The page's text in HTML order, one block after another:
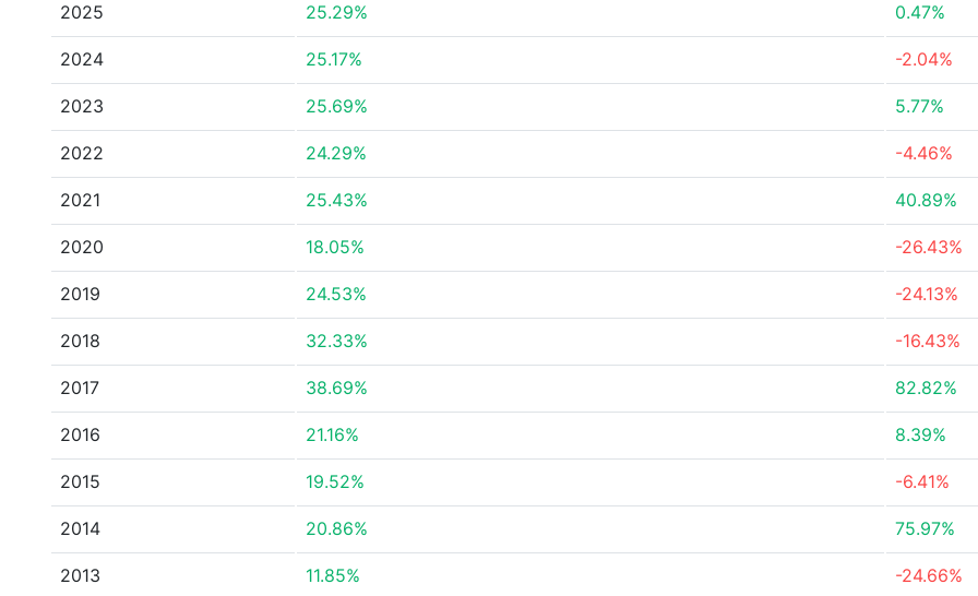
2025 25.29% 0.47%
2024 25.17% -2.04%
2023 25.69% 5.77%
2022 24.29% -4.46%
2021 25.43% 40.89%
2020 18.05% -26.43%
2019 24.53% -24.13%
2018 32.33% -16.43%
2017 38.69% 82.82%
2016 21.16% 8.39%
2015 19.52% -6.41%
2014 20.86% 75.97%
2013 11.85% -24.66%